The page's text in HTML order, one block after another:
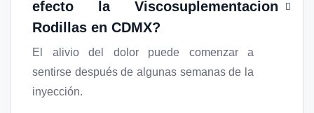
efecto la Viscosuplementacion
Rodillas en CDMX?
El alivio del dolor puede comenzar a
sentirse después de algunas semanas de la
inyección.